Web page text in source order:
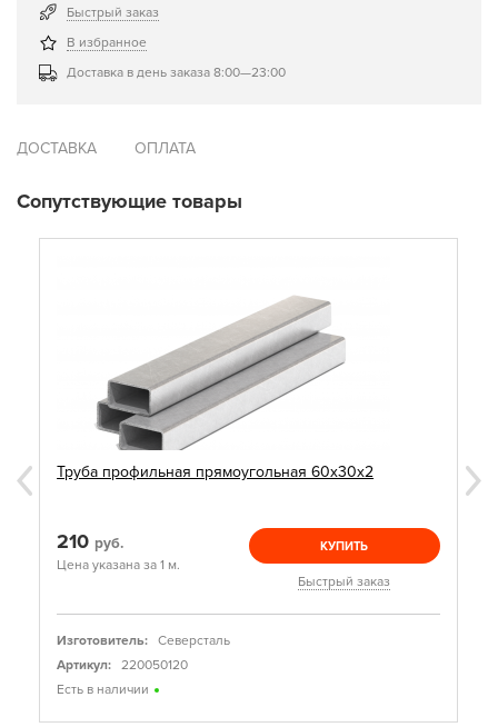
Быстрый заказ
В избранное
Доставка в день заказа 8:00—23:00
ДОСТАВКА ОПЛАТА
Сопутствующие товары
Труба профильная прямоугольная 60х30х2
210 руб.
Цена указана за 1 м.
КУПИТЬ
Быстрый заказ
Изготовитель:
Северсталь
Артикул:
220050120
Есть в наличии